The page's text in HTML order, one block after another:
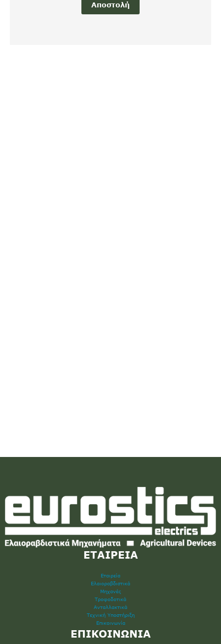
Αποστολή
ΕΤΑΙΡΕΙΑ
Εταιρεία
Ελαιοραβδιστικά
Μηχανές
Τροφοδοτικά
Ανταλλακτικά
Τεχνική Υποστήριξη
Επικοινωνία
ΕΠΙΚΟΙΝΩΝΙΑ